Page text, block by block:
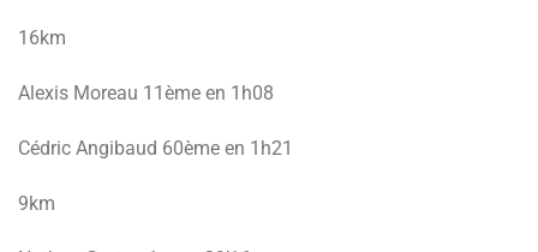
16km
Alexis Moreau 11ème en 1h08
Cédric Angibaud 60ème en 1h21
9km